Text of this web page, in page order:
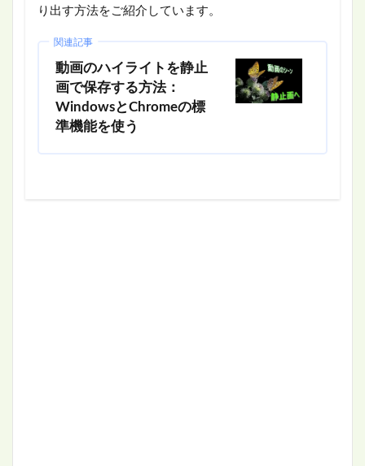
り出す方法をご紹介しています。
関連記事
動画のハイライトを静止
画で保存する方法：
WindowsとChromeの標
準機能を使う